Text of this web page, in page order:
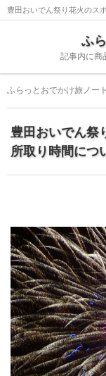
豊田おいでん祭り花火のス
ふ
記事内に商
ふらっとおでかけ旅ノート
豊田おいでん祭
所取り時間につ